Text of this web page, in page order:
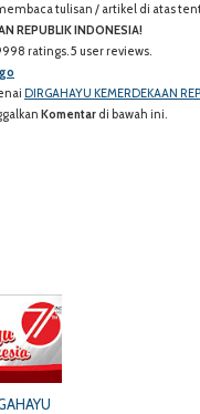
tulisan / artikel di atas
REPUBLIK INDONESIA!
ratings.5 user reviews.
DIRGAHAYU KEMERDEKAAN
Komentar di bawah ini.